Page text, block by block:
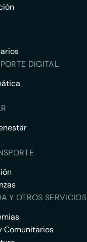
DIGITAL
Y OTROS SERVICIOS
Comunitarios